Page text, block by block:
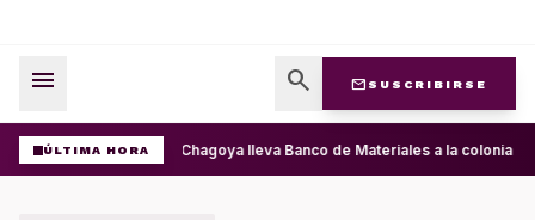
menu search mail SUSCRIBIRSE
ÚLTIMA HORA Ray Chagoya lleva Banco de Materiales a la colonia